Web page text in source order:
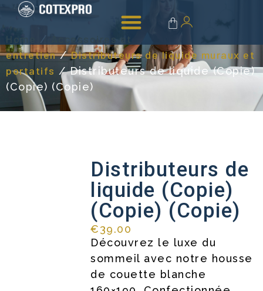
/
entretien/Distributeurs de liquide muraux et
portatifs / Distributeurs de liquide (Copie)
(Copie) (Copie)
Distributeurs de
liquide (Copie)
(Copie) (Copie)
€39.00
Découvrez le luxe du
sommeil avec notre housse
de couette blanche